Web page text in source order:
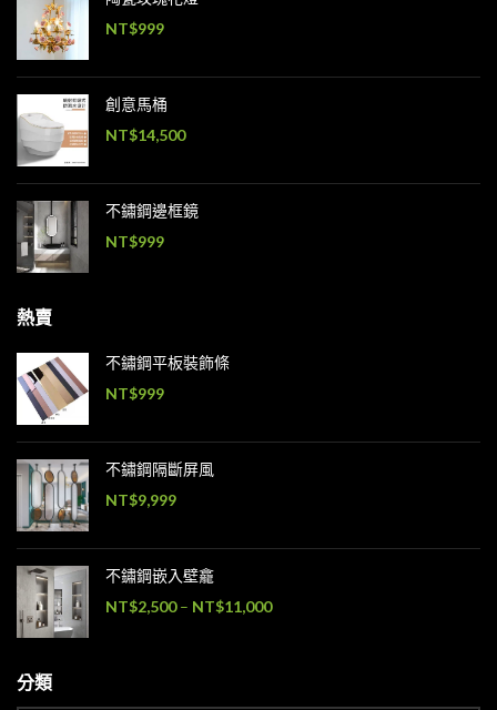
NT$999
創意馬桶
NT$14,500
不鏽鋼邊框鏡
NT$999
熱賣
不鏽鋼平板裝飾條
NT$999
不鏽鋼隔斷屏風
NT$9,999
不鏽鋼嵌入壁龕
NT$2,500 – NT$11,000
分類